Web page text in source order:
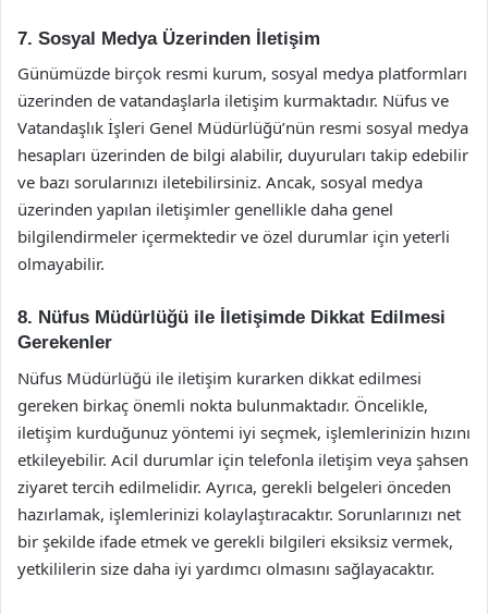
7. Sosyal Medya Üzerinden İletişim
Günümüzde birçok resmi kurum, sosyal medya platformları
üzerinden de vatandaşlarla iletişim kurmaktadır. Nüfus ve
Vatandaşlık İşleri Genel Müdürlüğü’nün resmi sosyal medya
hesapları üzerinden de bilgi alabilir, duyuruları takip edebilir
ve bazı sorularınızı iletebilirsiniz. Ancak, sosyal medya
üzerinden yapılan iletişimler genellikle daha genel
bilgilendirmeler içermektedir ve özel durumlar için yeterli
olmayabilir.
8. Nüfus Müdürlüğü ile İletişimde Dikkat Edilmesi
Gerekenler
Nüfus Müdürlüğü ile iletişim kurarken dikkat edilmesi
gereken birkaç önemli nokta bulunmaktadır. Öncelikle,
iletişim kurduğunuz yöntemi iyi seçmek, işlemlerinizin hızını
etkileyebilir. Acil durumlar için telefonla iletişim veya şahsen
ziyaret tercih edilmelidir. Ayrıca, gerekli belgeleri önceden
hazırlamak, işlemlerinizi kolaylaştıracaktır. Sorunlarınızı net
bir şekilde ifade etmek ve gerekli bilgileri eksiksiz vermek,
yetkililerin size daha iyi yardımcı olmasını sağlayacaktır.